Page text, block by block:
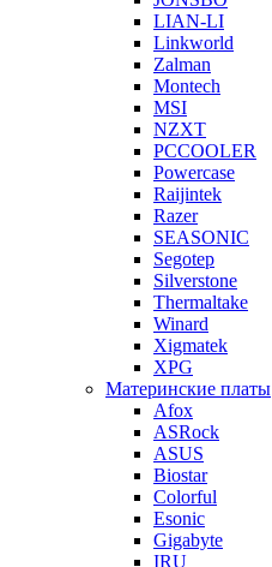
LIAN-LI
Linkworld
Zalman
Montech
MSI
NZXT
PCCOOLER
Powercase
Raijintek
Razer
SEASONIC
Segotep
Silverstone
Thermaltake
Winard
Xigmatek
XPG
Материнские платы
Afox
ASRock
ASUS
Biostar
Colorful
Esonic
Gigabyte
IRU